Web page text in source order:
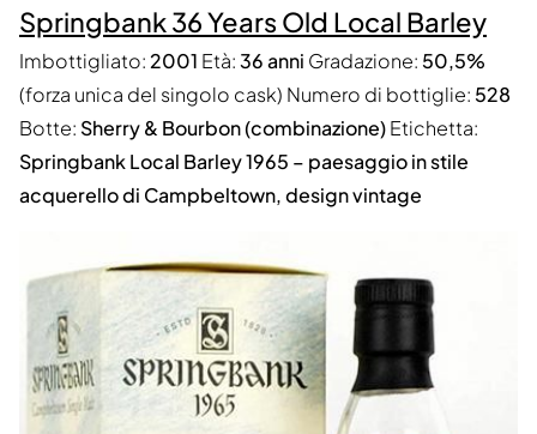
Springbank 36 Years Old Local Barley
Imbottigliato:2001 Età:36 anni Gradazione: 50,5%
(forza unica del singolo cask) Numero di bottiglie: 528
Botte: Sherry & Bourbon (combinazione)Etichetta:
Springbank Local Barley 1965 – paesaggio in stile
acquerello di Campbeltown, design vintage